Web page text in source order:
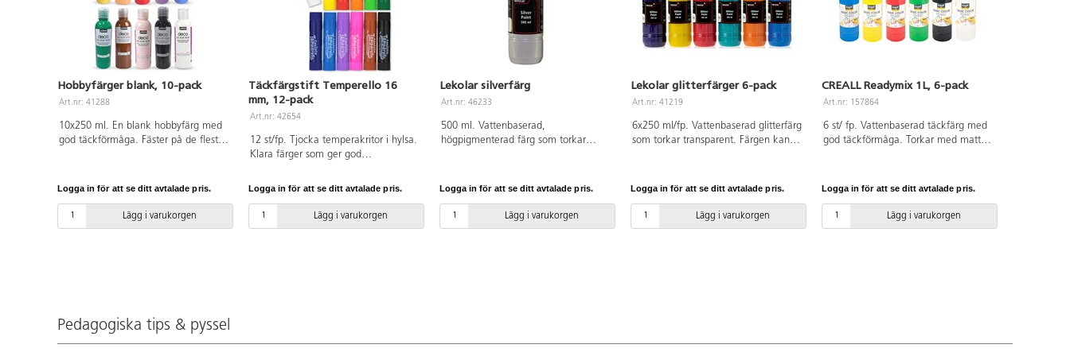
Hobbyfärger blank, 10-pack
Art.nr: 41288
10x250 ml. En blank hobbyfärg med
god täckförmåga. Fäster på de flesta
användning ute. Innehåller gul,
orange, röd, lila, blå, grön, brun,
Logga in för att se ditt avtalade pris.
Lägg i varukorgen
Täckfärgstift Temperello 16
mm, 12-pack
Art.nr: 42654
12 st/fp. Tjocka temperakritor i hylsa.
Klara färger som ger god
lösningsmedel. Innehåller svart, brun,
vit, gul, orange, röd, cerise, lila,
Logga in för att se ditt avtalade pris.
Lägg i varukorgen
Lekolar silverfärg
Art.nr: 46233
500 ml. Vattenbaserad,
högpigmenterad färg som torkar
de flesta underlag. Komplettera med
vår praktiska pump 162437. PVC-fri.
Logga in för att se ditt avtalade pris.
Lägg i varukorgen
Lekolar glitterfärger 6-pack
Art.nr: 41219
6x250 ml/fp. Vattenbaserad glitterfärg
som torkar transparent. Färgen kan
och blå. Komplettera med vår
praktiska pump 162437. PVC-fri.
Logga in för att se ditt avtalade pris.
Lägg i varukorgen
CREALL Readymix 1L, 6-pack
Art.nr: 157864
6 st/ fp. Vattenbaserad täckfärg med
god täckförmåga. Torkar med matt
Logga in för att se ditt avtalade pris.
Lägg i varukorgen
Pedagogiska tips & pyssel